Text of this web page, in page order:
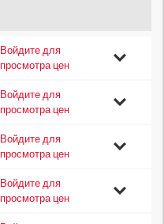
Войдите для
просмотра цен
Войдите для
просмотра цен
Войдите для
просмотра цен
Войдите для
просмотра цен